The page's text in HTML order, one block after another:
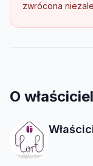
zwrócona
O